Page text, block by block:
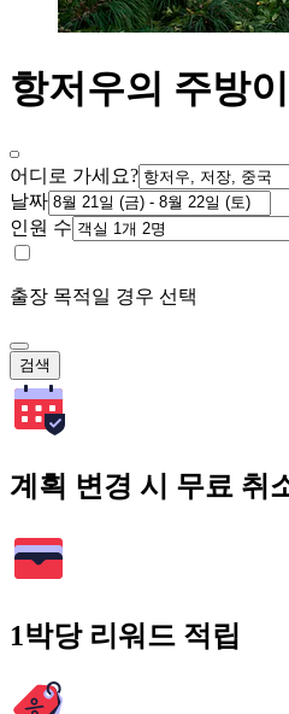
항저우의 주방
어디로 가세요?
날짜
인원 수
출장 목적일 경우 선택
검색
계획 변경 시 무료 취
1박당 리워드 적립